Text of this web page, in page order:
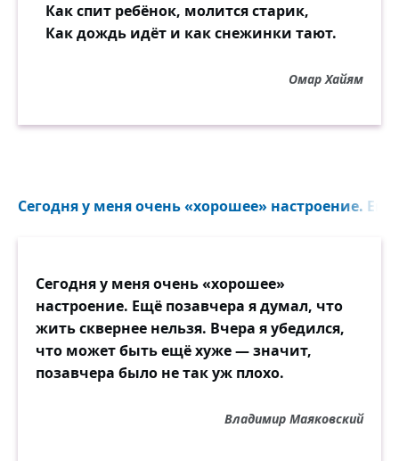
Как спит ребёнок, молится старик,
Как дождь идёт и как снежинки тают.
Омар Хайям
Сегодня у меня очень «хорошее» настроение.
Сегодня у меня очень «хорошее»
настроение. Ещё позавчера я думал, что
жить сквернее нельзя. Вчера я убедился,
что может быть ещё хуже — значит,
позавчера было не так уж плохо.
Владимир Маяковский